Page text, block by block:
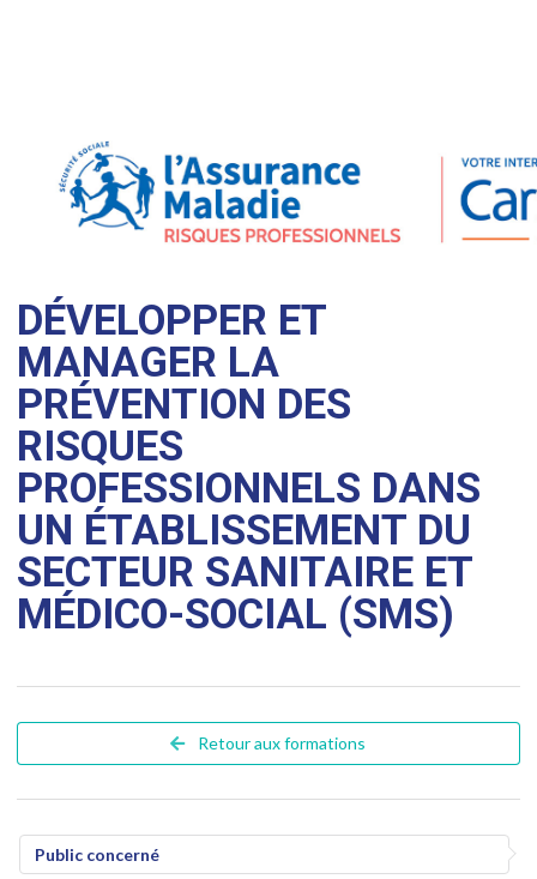
DÉVELOPPER ET
MANAGER LA
PRÉVENTION DES
RISQUES
PROFESSIONNELS DANS
UN ÉTABLISSEMENT DU
SECTEUR SANITAIRE ET
MÉDICO-SOCIAL (SMS)
Retour aux formations
Public concerné